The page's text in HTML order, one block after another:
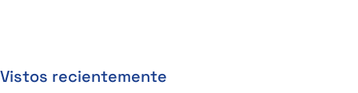
Vistos recientemente